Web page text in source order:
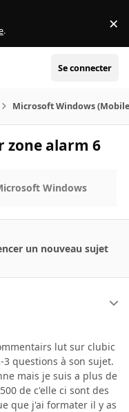
. ×
Se connecter
Microsoft Windows
zone alarm 6
Windows
un nouveau sujet
lut sur clubic
questions à son sujet.
mais je suis a plus de
de c'elle ci sont des
que j'ai formater il y as